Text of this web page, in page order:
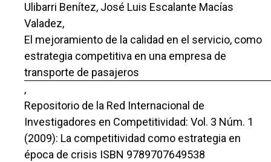
Ulibarri Benítez, José Luis Escalante Macías
Valadez,
El mejoramiento de la calidad en el servicio, como
estrategia competitiva en una empresa de
transporte de pasajeros
,
Repositorio de la Red Internacional de
Investigadores en Competitividad: Vol. 3 Núm. 1
(2009): La competitividad como estrategia en
época de crisis ISBN 9789707649538